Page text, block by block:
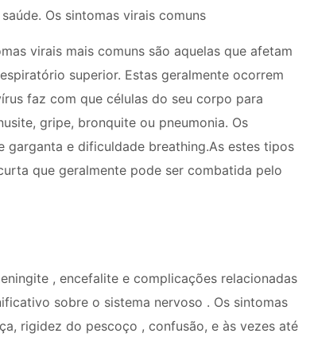
Os sintomas virais comuns
virais mais comuns são aquelas que afetam
superior. Estas geralmente ocorrem
faz com que células do seu corpo para
gripe, bronquite ou pneumonia. Os
garganta e dificuldade breathing.As estes tipos
que geralmente pode ser combatida pelo
, encefalite e complicações relacionadas
sobre o sistema nervoso . Os sintomas
rigidez do pescoço , confusão, e às vezes até